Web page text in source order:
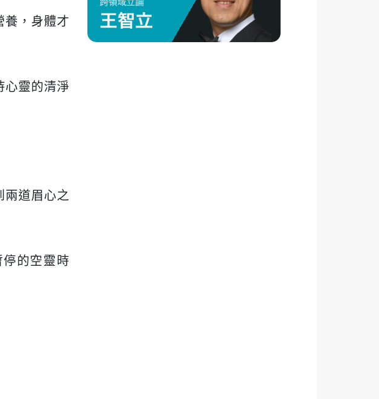
養，身體才
心靈的清淨
兩道眉心之
的空靈時